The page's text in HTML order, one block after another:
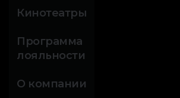
Кинотеатры
Программа
лояльности
О компании